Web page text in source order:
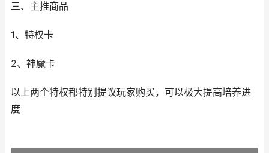
三、主推商品
1、特权卡
2、神魔卡
以上两个特权都特别提议玩家购买，可以极大提高培养进
度